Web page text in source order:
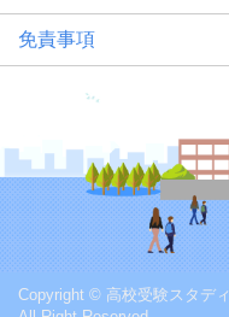
免責事項
Copyright © 高校受験スタディ